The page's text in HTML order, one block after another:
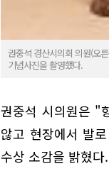
권중석 경산시의회 의원(오
기념사진을 촬영했다.
권중석 시의원은 "
않고 현장에서 발
수상 소감을 밝혔다.